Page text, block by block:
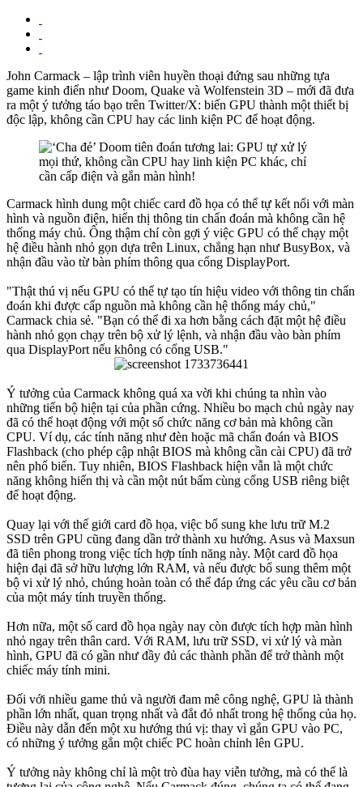
John Carmack – lập trình viên huyền thoại đứng sau những tựa
game kinh điển như Doom, Quake và Wolfenstein 3D – mới đã đưa
ra một ý tưởng táo bạo trên Twitter/X: biến GPU thành một thiết bị
độc lập, không cần CPU hay các linh kiện PC để hoạt động.
Carmack hình dung một chiếc card đồ họa có thể tự kết nối với màn
hình và nguồn điện, hiển thị thông tin chẩn đoán mà không cần hệ
thống máy chủ. Ông thậm chí còn gợi ý việc GPU có thể chạy một
hệ điều hành nhỏ gọn dựa trên Linux, chẳng hạn như BusyBox, và
nhận đầu vào từ bàn phím thông qua cổng DisplayPort.
"Thật thú vị nếu GPU có thể tự tạo tín hiệu video với thông tin chẩn
đoán khi được cấp nguồn mà không cần hệ thống máy chủ,"
Carmack chia sẻ. "Bạn có thể đi xa hơn bằng cách đặt một hệ điều
hành nhỏ gọn chạy trên bộ xử lý lệnh, và nhận đầu vào bàn phím
qua DisplayPort nếu không có cổng USB."
Ý tưởng của Carmack không quá xa vời khi chúng ta nhìn vào
những tiến bộ hiện tại của phần cứng. Nhiều bo mạch chủ ngày nay
đã có thể hoạt động với một số chức năng cơ bản mà không cần
CPU. Ví dụ, các tính năng như đèn hoặc mã chẩn đoán và BIOS
Flashback (cho phép cập nhật BIOS mà không cần cài CPU) đã trở
nên phổ biến. Tuy nhiên, BIOS Flashback hiện vẫn là một chức
năng không hiển thị và cần một nút bấm cùng cổng USB riêng biệt
để hoạt động.
Quay lại với thế giới card đồ họa, việc bổ sung khe lưu trữ M.2
SSD trên GPU cũng đang dần trở thành xu hướng. Asus và Maxsun
đã tiên phong trong việc tích hợp tính năng này. Một card đồ họa
hiện đại đã sở hữu lượng lớn RAM, và nếu được bổ sung thêm một
bộ vi xử lý nhỏ, chúng hoàn toàn có thể đáp ứng các yêu cầu cơ bản
của một máy tính truyền thống.
Hơn nữa, một số card đồ họa ngày nay còn được tích hợp màn hình
nhỏ ngay trên thân card. Với RAM, lưu trữ SSD, vi xử lý và màn
hình, GPU đã có gần như đầy đủ các thành phần để trở thành một
chiếc máy tính mini.
Đối với nhiều game thủ và người đam mê công nghệ, GPU là thành
phần lớn nhất, quan trọng nhất và đắt đỏ nhất trong hệ thống của họ.
Điều này dẫn đến một xu hướng thú vị: thay vì gắn GPU vào PC,
có những ý tưởng gắn một chiếc PC hoàn chỉnh lên GPU.
Ý tưởng này không chỉ là một trò đùa hay viễn tưởng, mà có thể là